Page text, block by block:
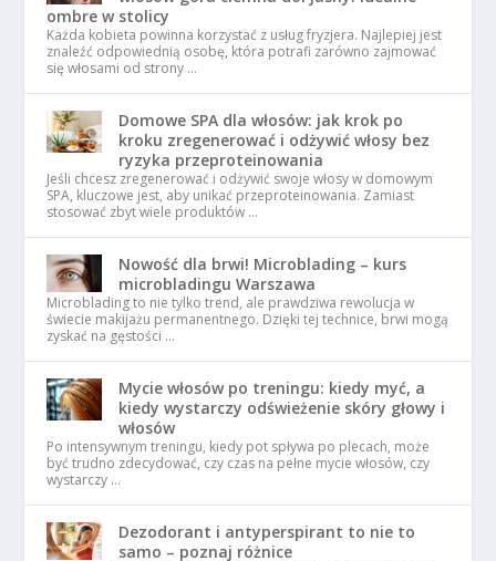
ombre w stolicy
Każda kobieta powinna korzystać z usług fryzjera. Najlepiej jest
znaleźć odpowiednią osobę, która potrafi zarówno zajmować
się włosami od strony …
Domowe SPA dla włosów: jak krok po
kroku zregenerować i odżywić włosy bez
ryzyka przeproteinowania
Jeśli chcesz zregenerować i odżywić swoje włosy w domowym
SPA, kluczowe jest, aby unikać przeproteinowania. Zamiast
stosować zbyt wiele produktów …
Nowość dla brwi! Microblading – kurs
microbladingu Warszawa
Microblading to nie tylko trend, ale prawdziwa rewolucja w
świecie makijażu permanentnego. Dzięki tej technice, brwi mogą
zyskać na gęstości …
Mycie włosów po treningu: kiedy myć, a
kiedy wystarczy odświeżenie skóry głowy i
włosów
Po intensywnym treningu, kiedy pot spływa po plecach, może
być trudno zdecydować, czy czas na pełne mycie włosów, czy
wystarczy …
Dezodorant i antyperspirant to nie to
samo – poznaj różnice